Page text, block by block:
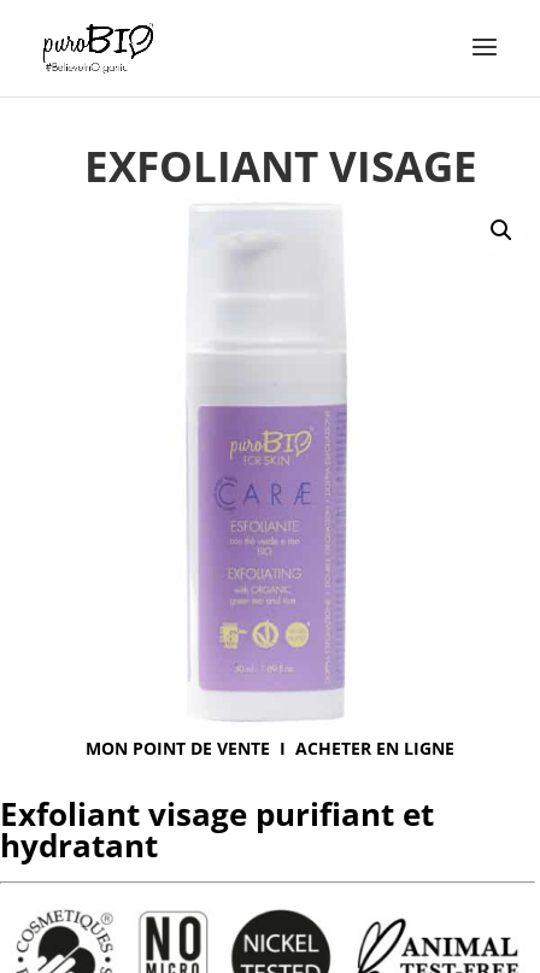
EXFOLIANT VISAGE
MON POINT DE VENTE I ACHETER EN LIGNE
Exfoliant visage purifiant et
hydratant